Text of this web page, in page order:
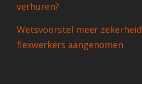
verhuren?
Wetsvoorstel meer zekerheid
flexwerkers aangenomen